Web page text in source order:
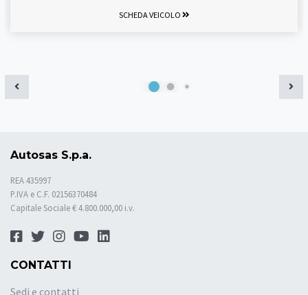
SCHEDA VEICOLO
Autosas S.p.a.
REA 435997
P.IVA e C.F. 02156370484
Capitale Sociale € 4.800.000,00 i.v.
CONTATTI
Sedi e contatti